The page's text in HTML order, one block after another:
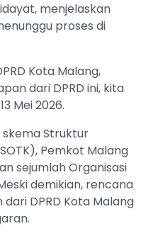
menjelaskan
proses di
Kota Malang,
dari DPRD ini, kita
Mei 2026.
Struktur
Pemkot Malang
sejumlah Organisasi
demikian, rencana
DPRD Kota Malang